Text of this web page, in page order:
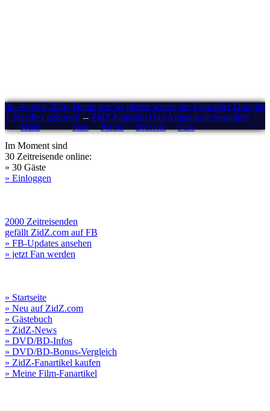
06. August 2026: Heute vor 58 Jahren wurde der Charakter Douglas
J. Needles geboren! -- ZidZ-Fanartikel bei Amazon.de bestellen!
Menü Start Forum Drehorte Stars
Im Moment sind
30 Zeitreisende online:
» 30 Gäste
» Einloggen
2000 Zeitreisenden
gefällt ZidZ.com auf FB
» FB-Updates ansehen
» jetzt Fan werden
» Startseite
» Neu auf ZidZ.com
» Gästebuch
» ZidZ-News
» DVD/BD-Infos
» DVD/BD-Bonus-Vergleich
» ZidZ-Fanartikel kaufen
» Meine Film-Fanartikel